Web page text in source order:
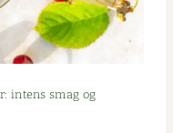
intens smag og